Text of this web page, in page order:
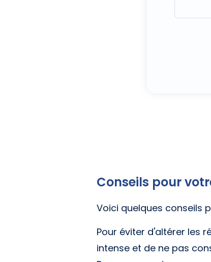
Conseils pour
Voici quelques conseils
Pour éviter d'altérer les
intense et de ne pas